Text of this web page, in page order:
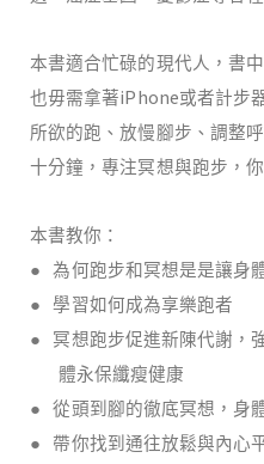
本書適合忙碌的現代人，書
也毋需拿著iPhone或者計步
所欲的跑、放慢腳步、調整
十分鐘，專注冥想與跑步，
本書教你：
●
為何跑步和冥想是是讓身
●
學習如何成為享樂跑者
●
冥想跑步促進新陳代謝，
體永保纖瘦健康
●
從頭到腳的徹底冥想，身
●
帶你找到通往放鬆與內心